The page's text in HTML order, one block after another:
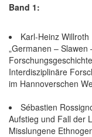
Band 1:
Karl-Heinz Willroth
„Germanen – Slawen
Forschungsgeschichte
Interdisziplinäre
im Hannoverschen
Sébastien
Aufstieg und Fall der
Misslungene